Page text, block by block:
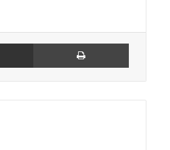
Compartir por Email Imprimir